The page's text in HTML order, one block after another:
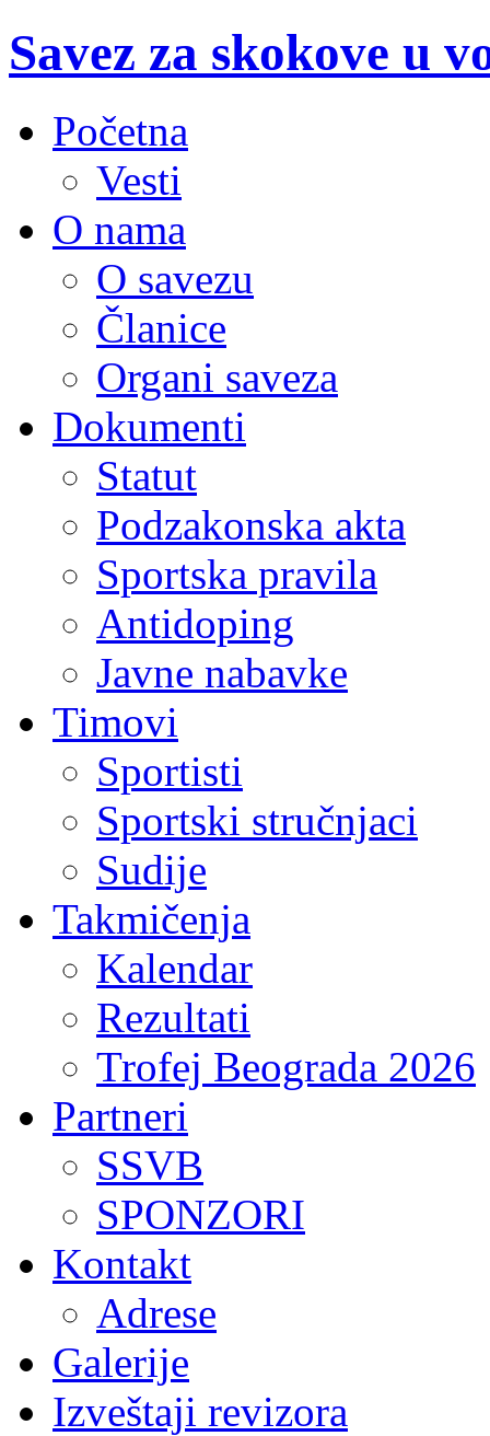
Savez za skokove u
Početna
Vesti
O nama
O savezu
Članice
Organi saveza
Dokumenti
Statut
Podzakonska akta
Sportska pravila
Antidoping
Javne nabavke
Timovi
Sportisti
Sportski stručnjaci
Sudije
Takmičenja
Kalendar
Rezultati
Trofej Beograda 2026
Partneri
SSVB
SPONZORI
Kontakt
Adrese
Galerije
Izveštaji revizora